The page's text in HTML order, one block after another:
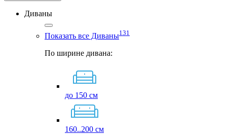
Диваны
Показать все Диваны131
По ширине дивана:
до 150 см
160..200 см